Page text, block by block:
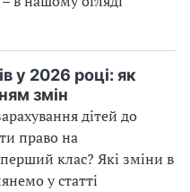
у 2026 році: як
змін
дітей до
право на
клас? Які зміни в
у статті